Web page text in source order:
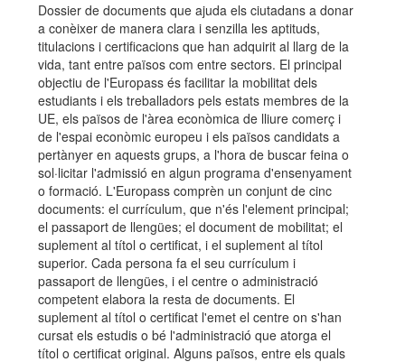
Dossier de documents que ajuda els ciutadans a donar
a conèixer de manera clara i senzilla les aptituds,
titulacions i certificacions que han adquirit al llarg de la
vida, tant entre països com entre sectors. El principal
objectiu de l'Europass és facilitar la mobilitat dels
estudiants i els treballadors pels estats membres de la
UE, els països de l'àrea econòmica de lliure comerç i
de l'espai econòmic europeu i els països candidats a
pertànyer en aquests grups, a l'hora de buscar feina o
sol·licitar l'admissió en algun programa d'ensenyament
o formació. L'Europass comprèn un conjunt de cinc
documents: el currículum, que n'és l'element principal;
el passaport de llengües; el document de mobilitat; el
suplement al títol o certificat, i el suplement al títol
superior. Cada persona fa el seu currículum i
passaport de llengües, i el centre o administració
competent elabora la resta de documents. El
suplement al títol o certificat l'emet el centre on s'han
cursat els estudis o bé l'administració que atorga el
títol o certificat original. Alguns països, entre els quals